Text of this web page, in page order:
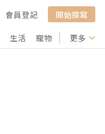
會員登記
開始撰寫
生活 寵物 行山 打卡
更多